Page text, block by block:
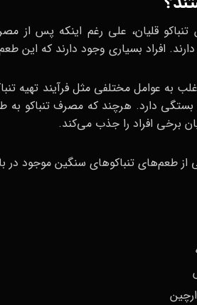
قلیان، علی رغم اینکه پس از
دارند. افراد بسیاری وجود دارند که این
به عوامل مختلفی مثل فرآیند تهیه
بستگی دارد. هرچند که مصرف تنباکو به
برخی افراد را جذب می‌کند.
طعم‌های تنباکوهای سنگین موجود در